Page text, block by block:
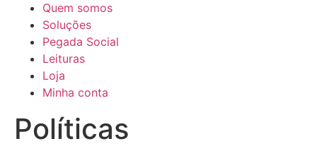
Quem somos
Soluções
Pegada Social
Leituras
Loja
Minha conta
Políticas